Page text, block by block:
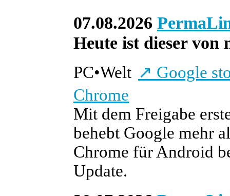
07.08.2026
Heute ist dieser von
PC•Welt ↗ Google
Chrome
Mit dem Freigabe
behebt Google mehr
Chrome für Android
Update.